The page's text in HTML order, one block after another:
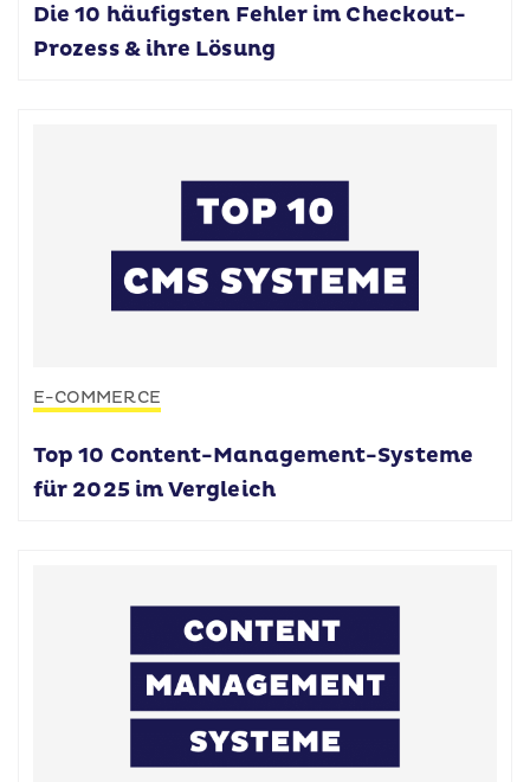
Die 10 häufigsten Fehler im Checkout-
Prozess & ihre Lösung
E-COMMERCE
Top 10 Content-Management-Systeme
für 2025 im Vergleich